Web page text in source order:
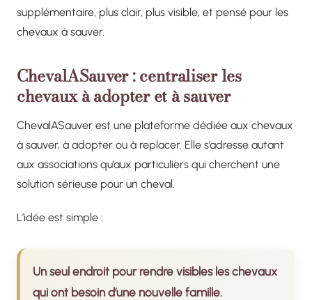
supplémentaire, plus clair, plus visible, et pensé pour les
chevaux à sauver.
ChevalASauver : centraliser les
chevaux à adopter et à sauver
ChevalASauver est une plateforme dédiée aux chevaux
à sauver, à adopter ou à replacer. Elle s’adresse autant
aux associations qu’aux particuliers qui cherchent une
solution sérieuse pour un cheval.
L’idée est simple :
Un seul endroit pour rendre visibles les chevaux
qui ont besoin d’une nouvelle famille.